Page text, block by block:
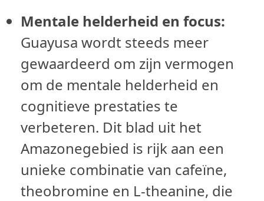
Mentale helderheid en focus:
Guayusa wordt steeds meer
gewaardeerd om zijn vermogen
om de mentale helderheid en
cognitieve prestaties te
verbeteren. Dit blad uit het
Amazonegebied is rijk aan een
unieke combinatie van cafeïne,
theobromine en L-theanine, die